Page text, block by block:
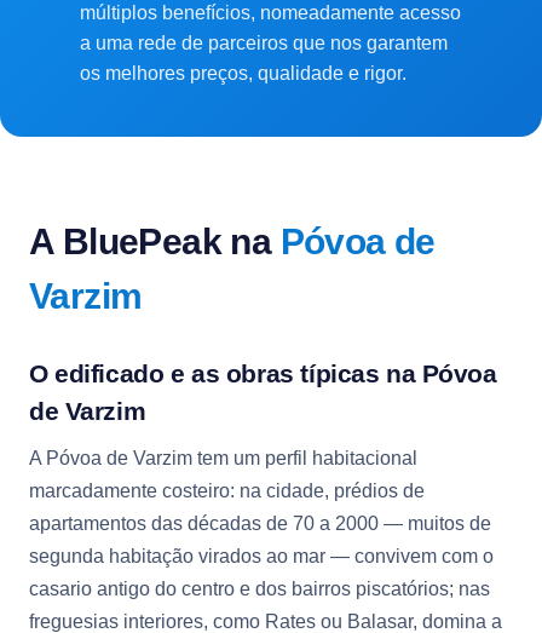
múltiplos benefícios, nomeadamente acesso
a uma rede de parceiros que nos garantem
os melhores preços, qualidade e rigor.
A BluePeak na Póvoa de
Varzim
O edificado e as obras típicas na Póvoa
de Varzim
A Póvoa de Varzim tem um perfil habitacional
marcadamente costeiro: na cidade, prédios de
apartamentos das décadas de 70 a 2000 — muitos de
segunda habitação virados ao mar — convivem com o
casario antigo do centro e dos bairros piscatórios; nas
freguesias interiores, como Rates ou Balasar, domina a